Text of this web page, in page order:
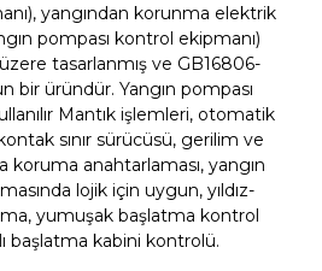
yangından korunma elektrik
pompası kontrol ekipmanı)
tasarlanmış ve GB16806-
bir üründür. Yangın pompası
Mantık işlemleri, otomatik
sınır sürücüsü, gerilim ve
koruma anahtarlaması, yangın
lojik için uygun, yıldız-
yumuşak başlatma kontrol
başlatma kabini kontrolü.